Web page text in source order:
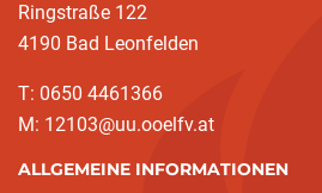
Ringstraße 122
4190 Bad Leonfelden
T: 0650 4461366
M: 12103@uu.ooelfv.at
ALLGEMEINE INFORMATIONEN